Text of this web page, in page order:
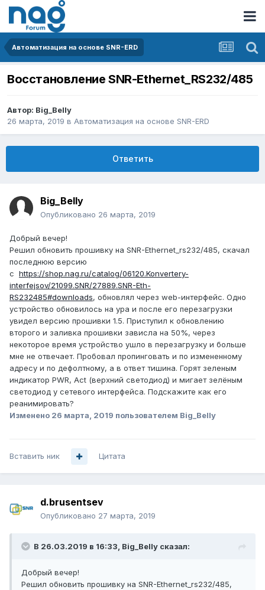
Автоматизация на основе SNR-ERD
Восстановление SNR-Ethernet_RS232/485
Автор: Big_Belly
26 марта, 2019 в Автоматизация на основе SNR-ERD
Ответить
Big_Belly
Опубликовано 26 марта, 2019
Добрый вечер!
Решил обновить прошивку на SNR-Ethernet_rs232/485, скачал
последнюю версию
с https://shop.nag.ru/catalog/06120.Konvertery-
interfejsov/21099.SNR/27889.SNR-Eth-
RS232485#downloads, обновлял через web-интерфейс. Одно
устройство обновилось на ура и после его перезагрузки
увидел версию прошивки 1.5. Приступил к обновлению
второго и заливка прошивки зависла на 50%, через
некоторое время устройство ушло в перезагрузку и больше
мне не отвечает. Пробовал пропинговать и по измененному
адресу и по дефолтному, а в ответ тишина. Горят зеленым
индикатор PWR, Act (верхний светодиод) и мигает зелёным
светодиод у сетевого интерфейса. Подскажите как его
реанимировать?
Изменено 26 марта, 2019 пользователем Big_Belly
Вставить ник Цитата
d.brusentsev
Опубликовано 27 марта, 2019
В 26.03.2019 в 16:33, Big_Belly сказал:
Добрый вечер!
Решил обновить прошивку на SNR-Ethernet_rs232/485,